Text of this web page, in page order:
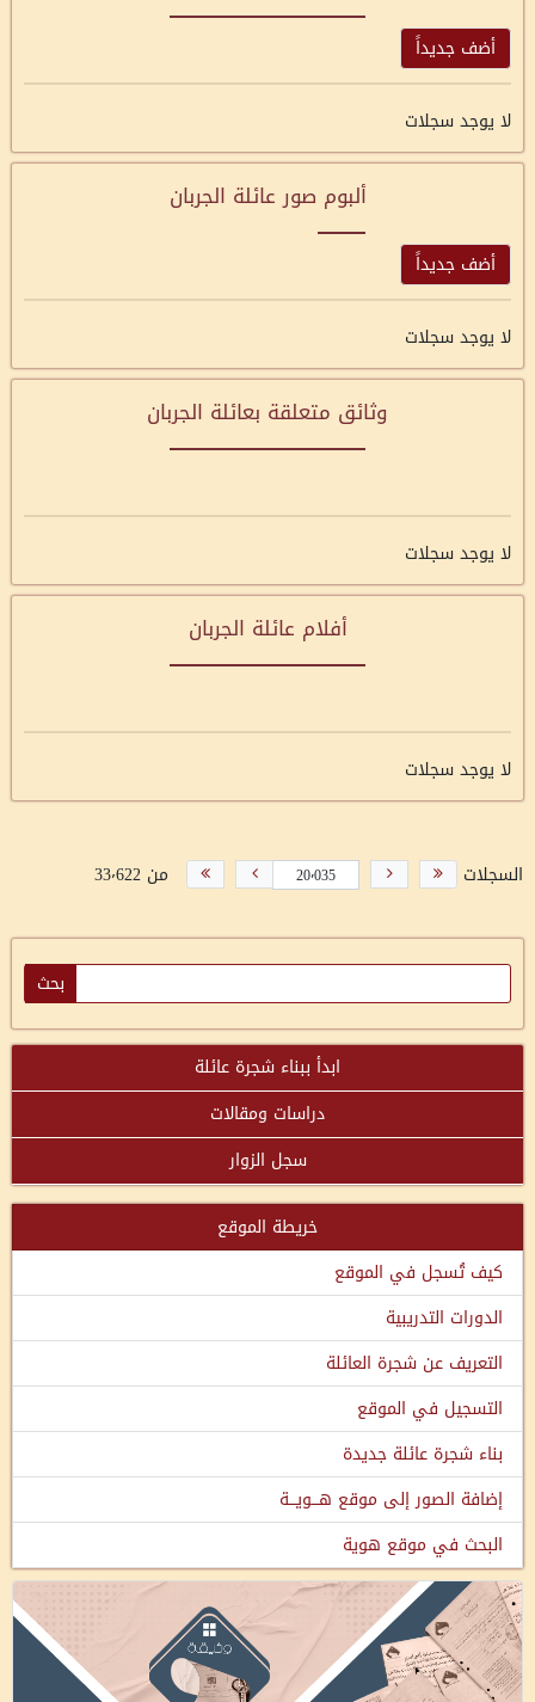
أضف جديداً
لا يوجد سجلات
ألبوم صور عائلة الجربان
أضف جديداً
لا يوجد سجلات
وثائق متعلقة بعائلة الجربان
لا يوجد سجلات
أفلام عائلة الجربان
لا يوجد سجلات
السجلات من 33٬622
ابدأ ببناء شجرة عائلة
دراسات ومقالات
سجل الزوار
خريطة الموقع
كيف تُسجل في الموقع
الدورات التدريبية
التعريف عن شجرة العائلة
التسجيل في الموقع
بناء شجرة عائلة جديدة
إضافة الصور إلى موقع هـــويـــة
البحث في موقع هوية